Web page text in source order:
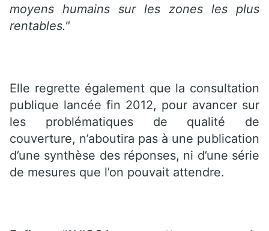
moyens humains sur les zones les plus
rentables."
Elle regrette également que la consultation
publique lancée fin 2012, pour avancer sur
les problématiques de qualité de
couverture, n’aboutira pas à une publication
d’une synthèse des réponses, ni d’une série
de mesures que l’on pouvait attendre.